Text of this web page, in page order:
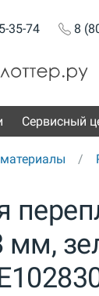
35-74 8
Сервисный
мм,